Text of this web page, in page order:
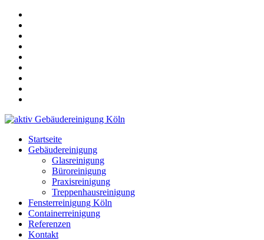
Startseite
Gebäudereinigung
Glasreinigung
Büroreinigung
Praxisreinigung
Treppenhausreinigung
Fensterreinigung Köln
Containerreinigung
Referenzen
Kontakt